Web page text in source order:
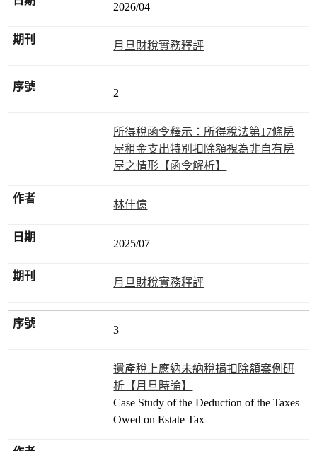
2026/04
月旦財稅實務釋評
2
所得稅函令釋示：所得稅法第17條房
屋租金支出特別扣除額視為非自有房
屋之情形【函令解析】
林佳億
2025/07
月旦財稅實務釋評
3
遺產稅上應納未納稅捐扣除額案例研
析【月旦時論】
Case Study of the Deduction of the Taxes
Owed on Estate Tax